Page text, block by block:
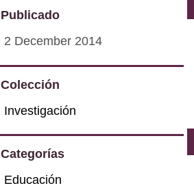
Publicado
2 December 2014
Colección
Investigación
Categorías
Educación